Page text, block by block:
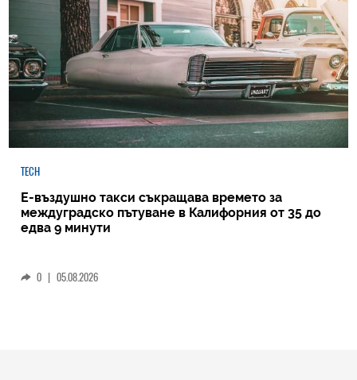
TECH
Е-въздушно такси съкращава времето за
междуградско пътуване в Калифорния от 35 до
едва 9 минути
0 | 05.08.2026